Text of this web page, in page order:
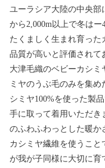
ユーラシア大陸の中央部
から2,000m以上で冬は
たくましく生まれ育った
品質が高いと評価されて
大津毛織のベビーカシ
ミヤのうぶ毛のみを集
シミヤ100%を使った製品
手に取って着用いただき
のふわふわっとした暖か
カシミヤ繊維を使うこ
が我が子同様に大切に育